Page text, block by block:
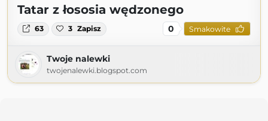
Tatar z łososia wędzonego
63 3 Zapisz 0 Smakowite
Twoje nalewki
twojenalewki.blogspot.com